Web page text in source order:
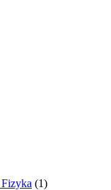
(1)